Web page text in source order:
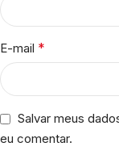
E-mail *
Salvar meus
eu comentar.